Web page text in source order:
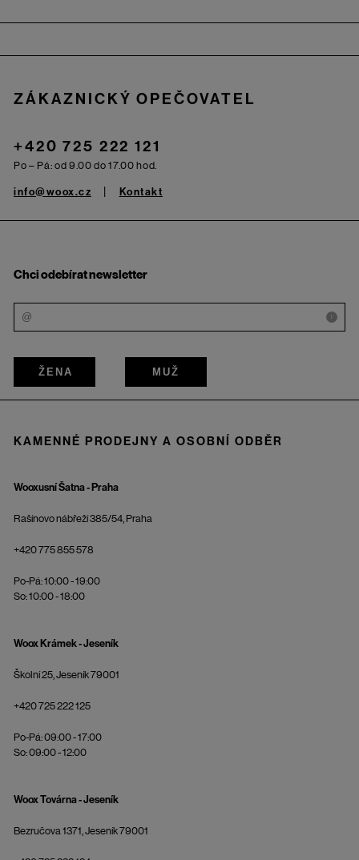
ZÁKAZNICKÝ OPEČOVATEL
+420 725 222 121
Po – Pá: od 9.00 do 17.00 hod.
info@woox.cz Kontakt
Chci odebírat newsletter
i
ŽENA MUŽ
KAMENNÉ PRODEJNY A OSOBNÍ ODBĚR
Wooxusní Šatna - Praha
Rašínovo nábřeží 385/54, Praha
+420 775 855 578
Po-Pá: 10:00 - 19:00
So: 10:00 - 18:00
Woox Krámek - Jeseník
Školní 25, Jeseník 79001
+420 725 222 125
Po-Pá: 09:00 - 17:00
So: 09:00 - 12:00
Woox Továrna - Jeseník
Bezručova 1371, Jeseník 79001